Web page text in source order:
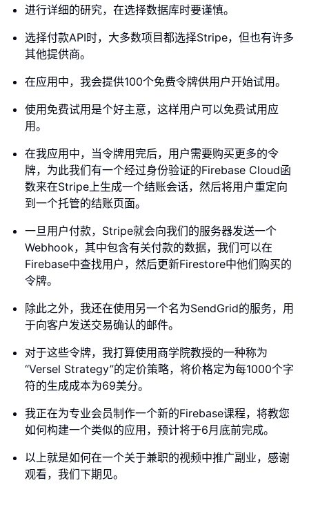
进行详细的研究，在选择数据库时要谨慎。
选择付款API时，大多数项目都选择Stripe，但也有许多
其他提供商。
在应用中，我会提供100个免费令牌供用户开始试用。
使用免费试用是个好主意，这样用户可以免费试用应
用。
在我应用中，当令牌用完后，用户需要购买更多的令
牌，为此我们有一个经过身份验证的Firebase Cloud函
数来在Stripe上生成一个结账会话，然后将用户重定向
到一个托管的结账页面。
一旦用户付款，Stripe就会向我们的服务器发送一个
Webhook，其中包含有关付款的数据，我们可以在
Firebase中查找用户，然后更新Firestore中他们购买的
令牌。
除此之外，我还在使用另一个名为SendGrid的服务，用
于向客户发送交易确认的邮件。
对于这些令牌，我打算使用商学院教授的一种称为
“Versel Strategy”的定价策略，将价格定为每1000个字
符的生成成本为69美分。
我正在为专业会员制作一个新的Firebase课程，将教您
如何构建一个类似的应用，预计将于6月底前完成。
以上就是如何在一个关于兼职的视频中推广副业，感谢
观看，我们下期见。